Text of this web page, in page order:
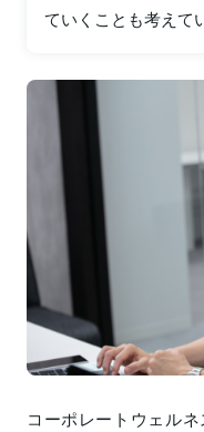
ていくことも考えて
コーポレートウェル